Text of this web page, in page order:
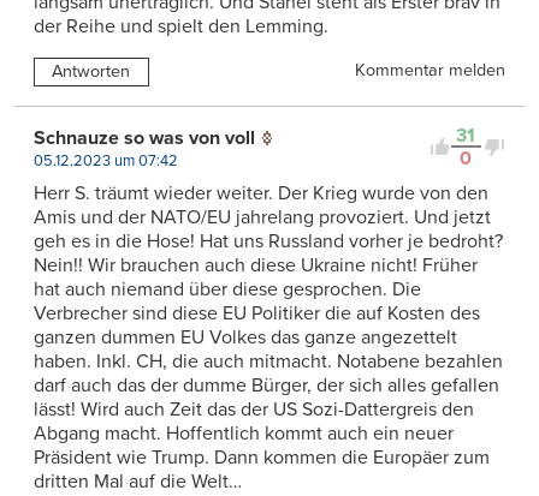
der Reihe und spielt den Lemming.
Antworten Kommentar melden
31
0
Schnauze so was von voll
05.12.2023 um 07:42
Herr S. träumt wieder weiter. Der Krieg wurde von den
Amis und der NATO/EU jahrelang provoziert. Und jetzt
geh es in die Hose! Hat uns Russland vorher je bedroht?
Nein!! Wir brauchen auch diese Ukraine nicht! Früher
hat auch niemand über diese gesprochen. Die
Verbrecher sind diese EU Politiker die auf Kosten des
ganzen dummen EU Volkes das ganze angezettelt
haben. Inkl. CH, die auch mitmacht. Notabene bezahlen
darf auch das der dumme Bürger, der sich alles gefallen
lässt! Wird auch Zeit das der US Sozi-Dattergreis den
Abgang macht. Hoffentlich kommt auch ein neuer
Präsident wie Trump. Dann kommen die Europäer zum
dritten Mal auf die Welt…